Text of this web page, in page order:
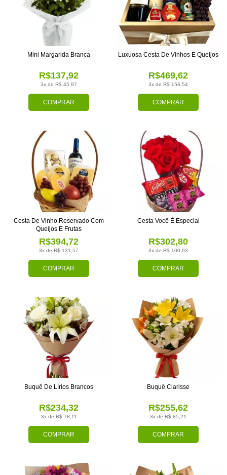
COMPRAR
3x de R$ 45,97
R$137,92
Mini Margarida Branca
COMPRAR
3x de R$ 156,54
R$469,62
Luxuosa Cesta De Vinhos E Queijos
COMPRAR
3x de R$ 131,57
R$394,72
Cesta De Vinho Reservado Com
Queijos E Frutas
COMPRAR
3x de R$ 100,93
R$302,80
Cesta Você É Especial
COMPRAR
3x de R$ 78,11
R$234,32
Buquê De Lírios Brancos
COMPRAR
3x de R$ 85,21
R$255,62
Buquê Clarisse